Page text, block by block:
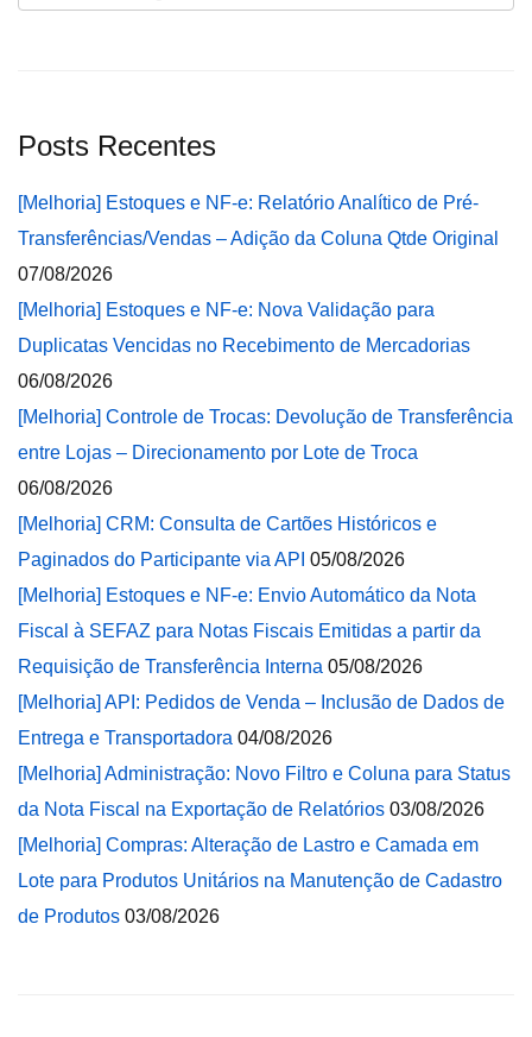
Posts Recentes
[Melhoria] Estoques e NF-e: Relatório Analítico de Pré-
Transferências/Vendas – Adição da Coluna Qtde Original
07/08/2026
[Melhoria] Estoques e NF-e: Nova Validação para
Duplicatas Vencidas no Recebimento de Mercadorias
06/08/2026
[Melhoria] Controle de Trocas: Devolução de Transferência
entre Lojas – Direcionamento por Lote de Troca
06/08/2026
[Melhoria] CRM: Consulta de Cartões Históricos e
Paginados do Participante via API 05/08/2026
[Melhoria] Estoques e NF-e: Envio Automático da Nota
Fiscal à SEFAZ para Notas Fiscais Emitidas a partir da
Requisição de Transferência Interna 05/08/2026
[Melhoria] API: Pedidos de Venda – Inclusão de Dados de
Entrega e Transportadora 04/08/2026
[Melhoria] Administração: Novo Filtro e Coluna para Status
da Nota Fiscal na Exportação de Relatórios 03/08/2026
[Melhoria] Compras: Alteração de Lastro e Camada em
Lote para Produtos Unitários na Manutenção de Cadastro
de Produtos 03/08/2026